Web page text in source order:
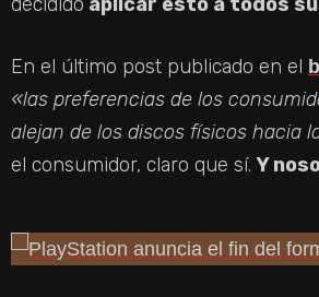
En el último post publicado en el
«las preferencias de los
alejan de los discos físicos hacia
el consumidor, claro que sí. Y